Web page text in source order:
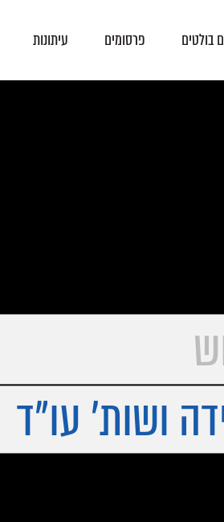
בולטים
קיבוציים
פרסומים עיתונות
ושות׳ עו"ד